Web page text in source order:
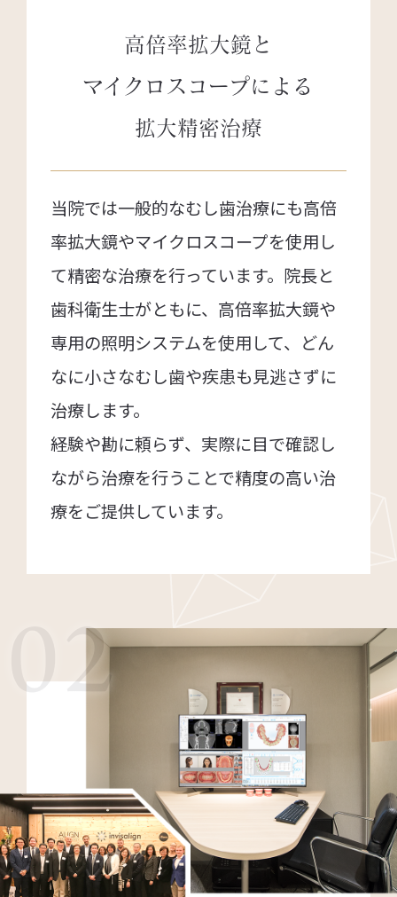
高倍率拡大鏡と
マイクロスコープによる
拡大精密治療
当院では一般的なむし歯治療にも高倍
率拡大鏡やマイクロスコープを使用し
て精密な治療を行っています。院長と
歯科衛生士がともに、高倍率拡大鏡や
専用の照明システムを使用して、どん
なに小さなむし歯や疾患も見逃さずに
治療します。
経験や勘に頼らず、実際に目で確認し
ながら治療を行うことで精度の高い治
療をご提供しています。
02